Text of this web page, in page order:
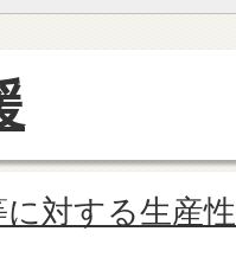
対する生産